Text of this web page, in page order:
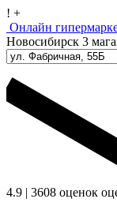
! +
Онлайн
Новосибирск 3
4.9 | 3608 оценок